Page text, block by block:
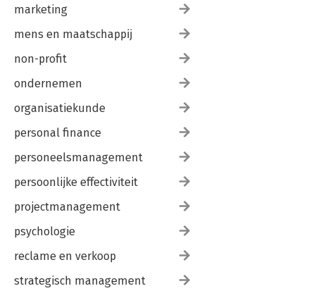
marketing
mens en maatschappij
non-profit
ondernemen
organisatiekunde
personal finance
personeelsmanagement
persoonlijke effectiviteit
projectmanagement
psychologie
reclame en verkoop
strategisch management